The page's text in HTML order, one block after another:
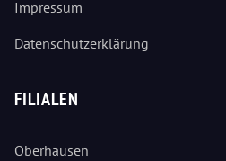
Impressum
Datenschutzerklärung
FILIALEN
Oberhausen